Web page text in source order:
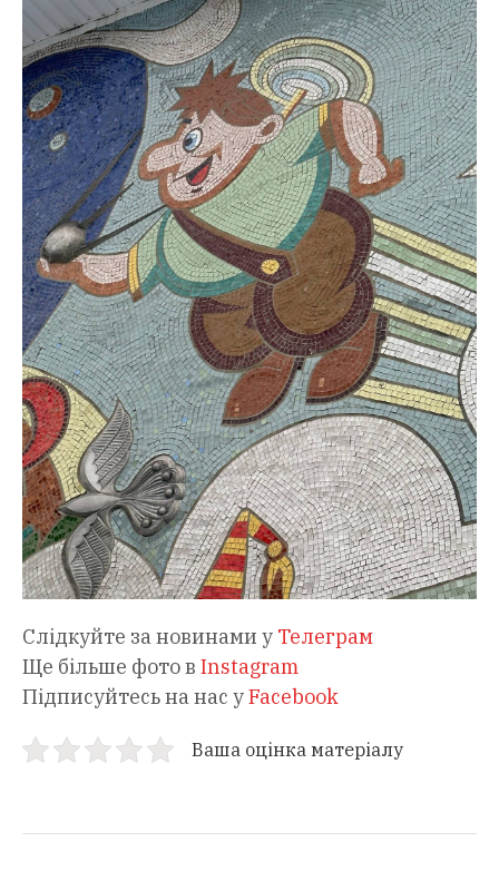
Слідкуйте за новинами у Телеграм
Ще більше фото в Instagram
Підписуйтесь на нас уFacebook
Ваша оцінка матеріалу